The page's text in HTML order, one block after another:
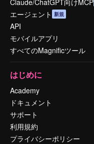
Claude/ChatGPT向けMCP
エージェント 新規
API
モバイルアプリ
すべてのMagnificツール
はじめに
Academy
ドキュメント
サポート
利用規約
プライバシーポリシー